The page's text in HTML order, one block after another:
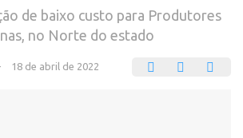
de baixo custo para Produtores
no Norte do estado
18 de abril de 2022